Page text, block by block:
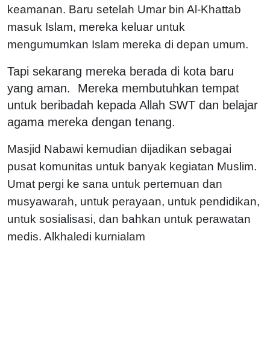
keamanan. Baru setelah Umar bin Al-Khattab
masuk Islam, mereka keluar untuk
mengumumkan Islam mereka di depan umum.
Tapi sekarang mereka berada di kota baru
yang aman. Mereka membutuhkan tempat
untuk beribadah kepada Allah SWT dan belajar
agama mereka dengan tenang.
Masjid Nabawi kemudian dijadikan sebagai
pusat komunitas untuk banyak kegiatan Muslim.
Umat pergi ke sana untuk pertemuan dan
musyawarah, untuk perayaan, untuk pendidikan,
untuk sosialisasi, dan bahkan untuk perawatan
medis. Alkhaledi kurnialam